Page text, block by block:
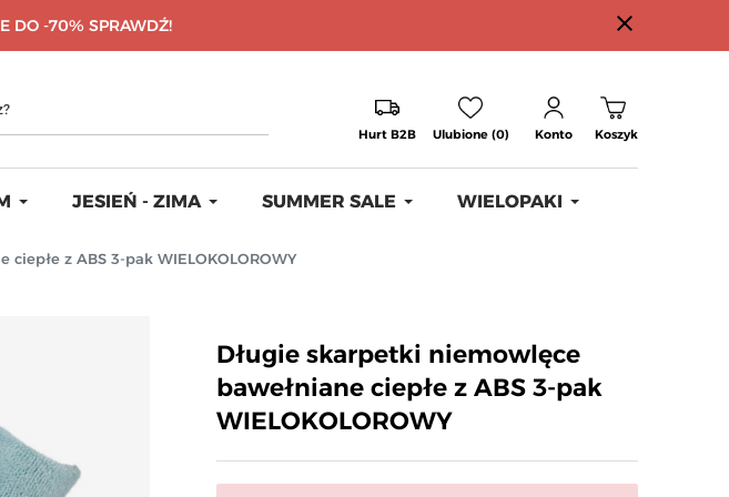
DO -70% SPRAWDŹ! close
Hurt B2B Ulubione (0) Konto Koszyk
JESIEŃ - ZIMA SUMMER SALE WIELOPAKI
z ABS 3-pak WIELOKOLOROWY
Długie skarpetki niemowlęce
bawełniane ciepłe z ABS 3-pak
WIELOKOLOROWY